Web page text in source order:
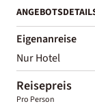
Eigenanreise
Nur Hotel
Reisepreis
Pro Person